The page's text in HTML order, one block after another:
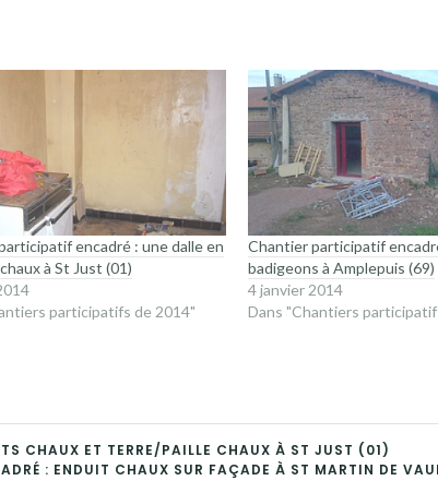
encadré : une dalle en
à St Just (01)
participatifs de 2014"
Chantier participatif
badigeons à Amplepuis (69)
4 janvier 2014
Dans "Chantiers
CHAUX ET TERRE/PAILLE CHAUX À ST JUST (01)
: ENDUIT CHAUX SUR FAÇADE À ST MARTIN DE